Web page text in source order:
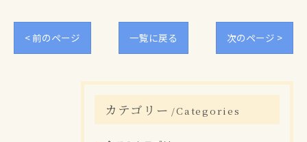
< 前のページ 一覧に戻る 次のページ >
カテゴリー Categories